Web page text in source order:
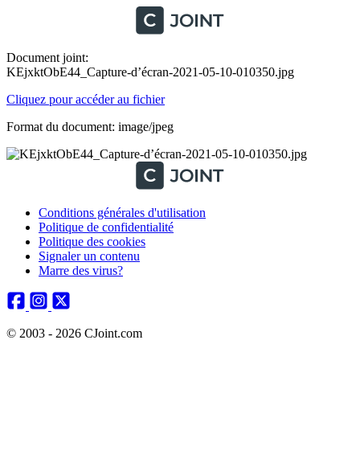
Document joint:
KEjxktObE44_Capture-d’écran-2021-05-10-010350.jpg
Cliquez pour accéder au fichier
Format du document: image/jpeg
Conditions générales d'utilisation
Politique de confidentialité
Politique des cookies
Signaler un contenu
Marre des virus?
© 2003 - 2026 CJoint.com